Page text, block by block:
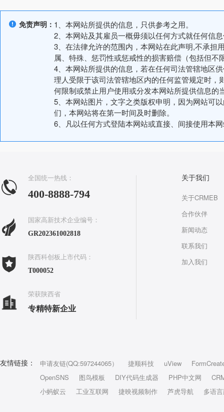
免责声明： 1、本网站所提供的信息，只供参考之用。
2、本网站及其雇员一概毋须以任何方式就任何信
3、在法律允许的范围内，本网站在此声明,不承担
属、特殊、惩罚性或惩戒性的损害赔偿（包括但
4、本网站所提供的信息，若在任何司法管辖地区
理人受限于该司法管辖地区内的任何监管规定时
何限制或禁止用户使用或分发本网站所提供信息的
5、本网站图片，文字之类版权申明，因为网站可
们，本网站将在第一时间及时删除。
6、凡以任何方式登陆本网站或直接、间接使用本
全国统一热线：
400-8888-794
国家高新技术企业编号：
GR202361002818
陕西科创板上市代码：
T000052
荣获陕西省
专精特新企业
关于我们
关于CRMEB
合作伙伴
新闻动态
联系我们
加入我们
友情链接： 申请友链(QQ:597244065） 捷顺科技 uView
OpenSNS
图鸟模板 DIY代码生成器 PHP中文网
小蚂蚁云
工业互联网 捷映视频制作 芦虎导航 多语